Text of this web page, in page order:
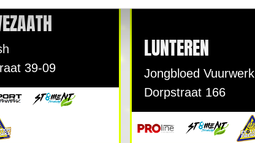
39-09
LUNTEREN
Jongbloed Vuurwerk
Dorpstraat 166